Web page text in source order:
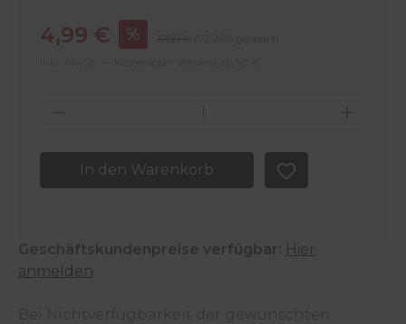
Verkaufspreis:
4,99 € % Regulärer Preis:
17,99 €
(72.26% gespart)
Produkt Anzahl: Gib den
In den Warenkorb
Geschäftskundenpreise verfügbar: Hier
anmelden
Bei Nichtverfügbarkeit der gewünschten